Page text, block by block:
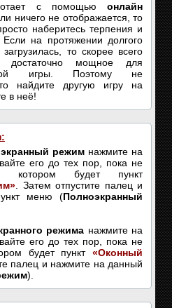
с помощью онлайн
ничего не отображается, то
наберитесь терпения и
Если на протяжении долгого
то скорее всего
достаточно мощное для
игры. Поэтому не
найдите другую игру на
в неё!
режим нажмите на
его до тех пор, пока не
будет пункт
. Затем отпустите палец и
меню (Полноэкранный
режима нажмите на
его до тех пор, пока не
будет пункт «Оконный
палец и нажмите на данный
).